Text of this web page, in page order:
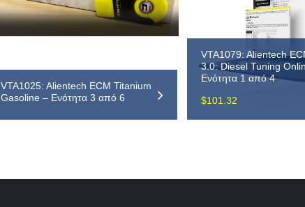
VTA1025: Alientech ECM Titanium
Gasoline – Ενότητα 3 από 6
VTA1079: Alientech
3.0: Diesel Tuning
Ενότητα 1 από 4
$101.32